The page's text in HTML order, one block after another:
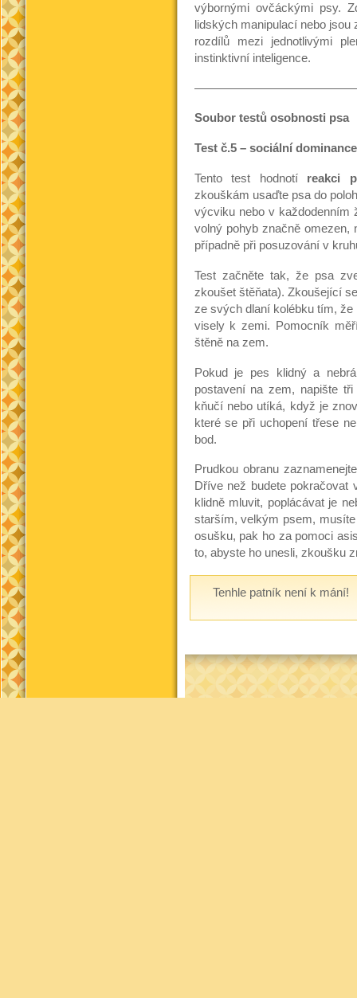
výbornými ovčáckými psy.
lidských manipulací nebo
rozdílů mezi jednotlivými
instinktivní inteligence.
Soubor testů osobnosti psa
Test č.5 – sociální dominance
Tento test hodnotí reakci
zkouškám usaďte psa do
výcviku nebo v každodenním
volný pohyb značně omezen,
případně při posuzování v
Test začněte tak, že psa
zkoušet štěňata). Zkoušející
ze svých dlaní kolébku tím, že
visely k zemi. Pomocník
štěně na zem.
Pokud je pes klidný a
postavení na zem, napište
kňučí nebo utíká, když je
které se při uchopení třese
bod.
Prudkou obranu
Dříve než budete
klidně mluvit, poplácávat je
starším, velkým psem,
osušku, pak ho za pomoci
to, abyste ho unesli, zkoušku
Tenhle patník není k mání!